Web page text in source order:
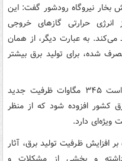
بخار نیروگاه رودشور گفت: این
حرارتی گازهای خروجی
می‌کند. به عبارت دیگر، از همان
شده، برای تولید برق بیشتر
وی ادامه داد: این ویژگی موجب شده است ۳۴۵ مگاوات ظرفیت جدید
افزوده شود که از منظر
دارد.
افزایش ظرفیت تولید برق، آثار
و بخشی از مشکلات و